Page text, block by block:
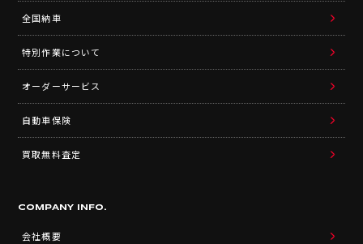
全国納車
特別作業について
オーダーサービス
自動車保険
買取無料査定
COMPANY INFO.
会社概要